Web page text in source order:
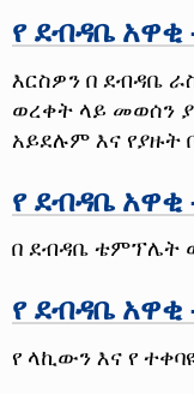
የ ደብዳቤ አዋቂ
እርስዎን በ ደብዳቤ
ወረቀት ላይ መወሰን
አይደሉም እና
የ ደብዳቤ
በ ደብዳቤ ቴምፕሌት
የ ደብዳቤ አዋቂ
የ ላኪውን እና የ